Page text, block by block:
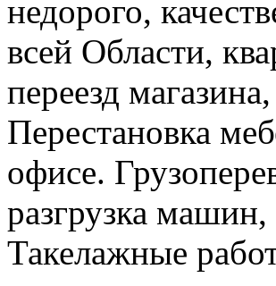
недорого,
всей Области,
переезд
Перестановка
офисе.
разгрузка
Такелажные